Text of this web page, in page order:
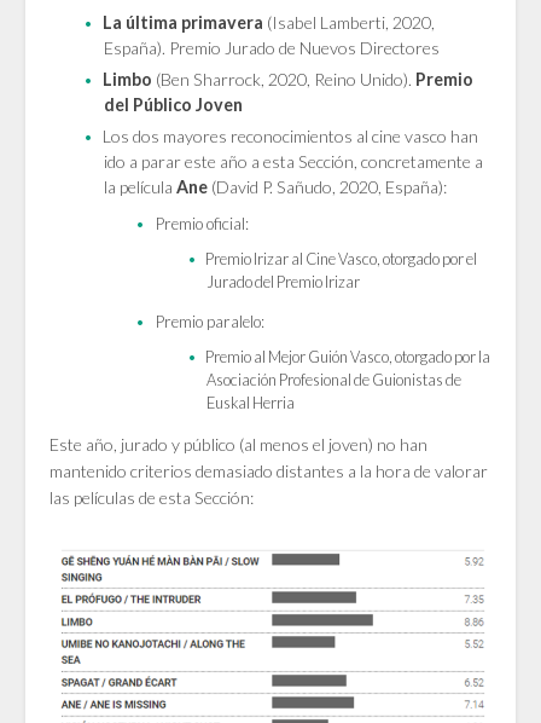
La última primavera (Isabel Lamberti, 2020,
España). Premio Jurado de Nuevos Directores
Limbo (Ben Sharrock, 2020, Reino Unido). Premio
del Público Joven
Los dos mayores reconocimientos al cine vasco han
ido a parar este año a esta Sección, concretamente a
la película Ane (David P. Sañudo, 2020, España):
Premio oficial:
Premio Irizar al Cine Vasco, otorgado por el
Jurado del Premio Irizar
Premio paralelo:
Premio al Mejor Guión Vasco, otorgado por la
Asociación Profesional de Guionistas de
Euskal Herria
Este año, jurado y público (al menos el joven) no han
mantenido criterios demasiado distantes a la hora de valorar
las películas de esta Sección: